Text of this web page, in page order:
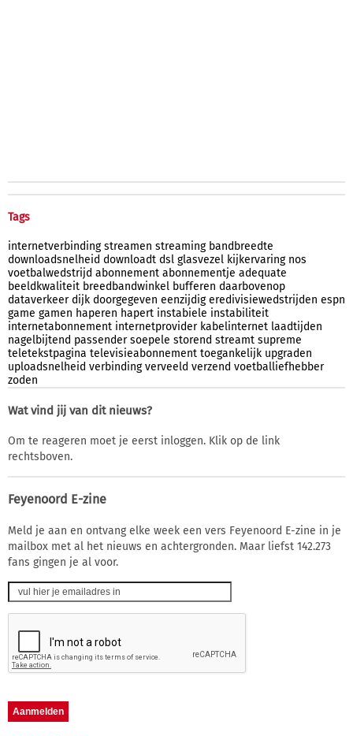
Tags
internetverbinding streamen streaming bandbreedte
downloadsnelheid downloadt dsl glasvezel kijkervaring nos
voetbalwedstrijd abonnement abonnementje adequate
beeldkwaliteit breedbandwinkel bufferen daarbovenop
dataverkeer dijk doorgegeven eenzijdig eredivisiewedstrijden espn
game gamen haperen hapert instabiele instabiliteit
internetabonnement internetprovider kabelinternet laadtijden
nagelbijtend passender soepele storend streamt supreme
teletekstpagina televisieabonnement toegankelijk upgraden
uploadsnelheid verbinding verveeld verzend voetballiefhebber
zoden
Wat vind jij van dit nieuws?
Om te reageren moet je eerst inloggen. Klik op de link
rechtsboven.
Feyenoord E-zine
Meld je aan en ontvang elke week een vers Feyenoord E-zine in je
mailbox met al het nieuws en achtergronden. Maar liefst 142.273
fans gingen je al voor.